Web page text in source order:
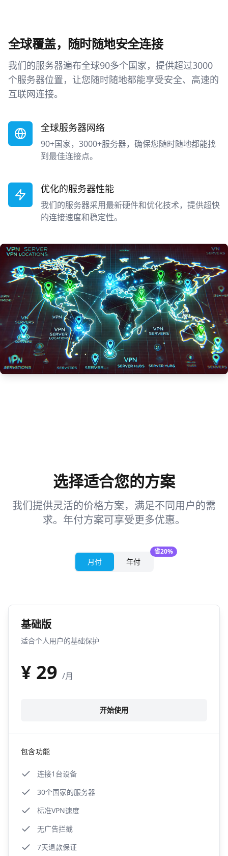
全球覆盖，随时随地安全连接
我们的服务器遍布全球90多个国家，提供超过3000
个服务器位置，让您随时随地都能享受安全、高速的
互联网连接。
全球服务器网络
90+国家，3000+服务器，确保您随时随地都能找
到最佳连接点。
优化的服务器性能
我们的服务器采用最新硬件和优化技术，提供超快
的连接速度和稳定性。
选择适合您的方案
我们提供灵活的价格方案，满足不同用户的需
求。年付方案可享受更多优惠。
月付 年付
省20%
基础版
适合个人用户的基础保护
¥ 29 /月
开始使用
包含功能
连接1台设备
30个国家的服务器
标准VPN速度
无广告拦截
7天退款保证